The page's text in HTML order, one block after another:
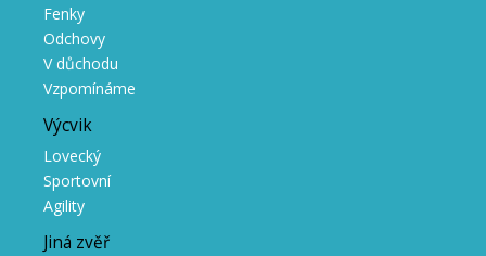
Fenky
Odchovy
V důchodu
Vzpomínáme
Výcvik
Lovecký
Sportovní
Agility
Jiná zvěř